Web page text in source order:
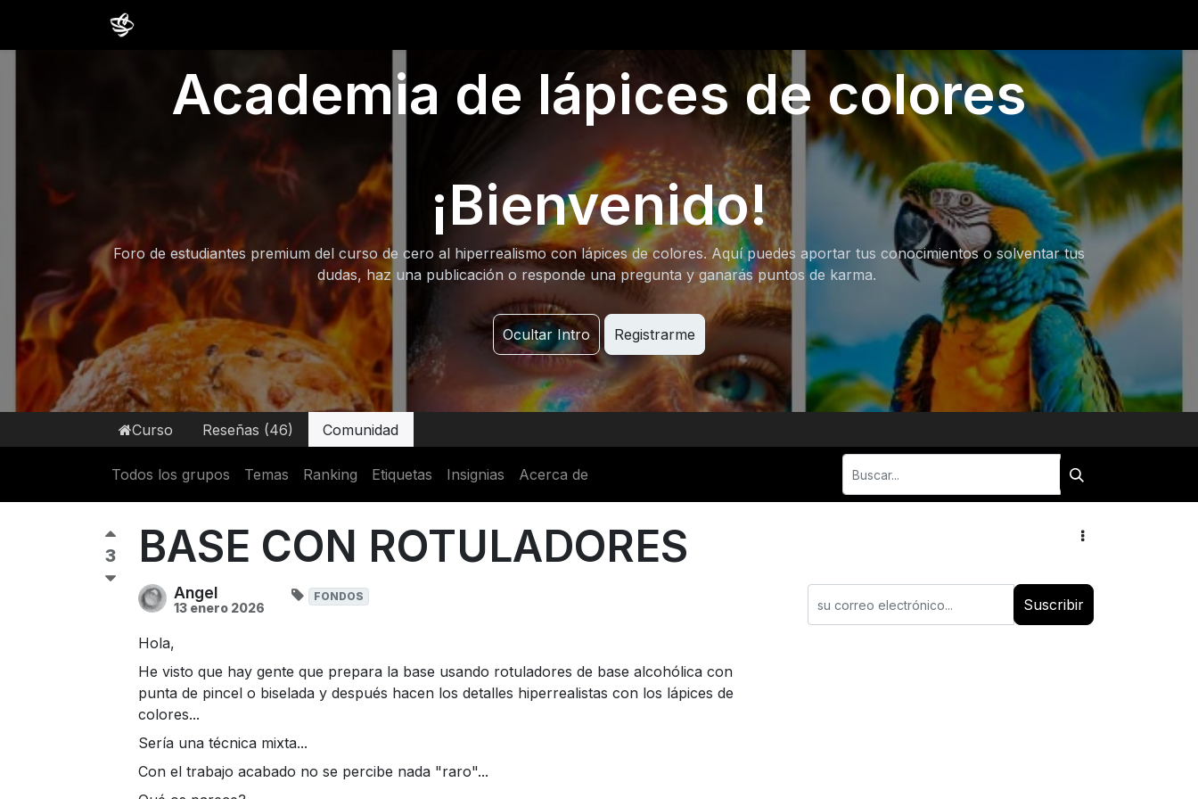
Academia de lápices de colores
¡Bienvenido!
Foro de estudiantes premium del curso de cero al hiperrealismo con lápices de colores. Aquí puedes aportar tus conocimientos o solventar tus
dudas, haz una publicación o responde una pregunta y ganarás puntos de karma.
Ocultar Intro Registrarme
Curso Reseñas (46) Comunidad
Todos los grupos Temas Ranking Etiquetas Insignias Acerca de
3 BASE CON ROTULADORES
Angel
13 enero 2026 Suscribir
FONDOS
Hola,
He visto que hay gente que prepara la base usando rotuladores de base alcohólica con
punta de pincel o biselada y después hacen los detalles hiperrealistas con los lápices de
colores...
Sería una técnica mixta...
Con el trabajo acabado no se percibe nada "raro"...